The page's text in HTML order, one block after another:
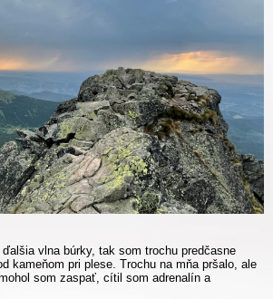
vlna búrky, tak som trochu predčasne
kameňom pri plese. Trochu na mňa pršalo, ale
som zaspať, cítil som adrenalín a